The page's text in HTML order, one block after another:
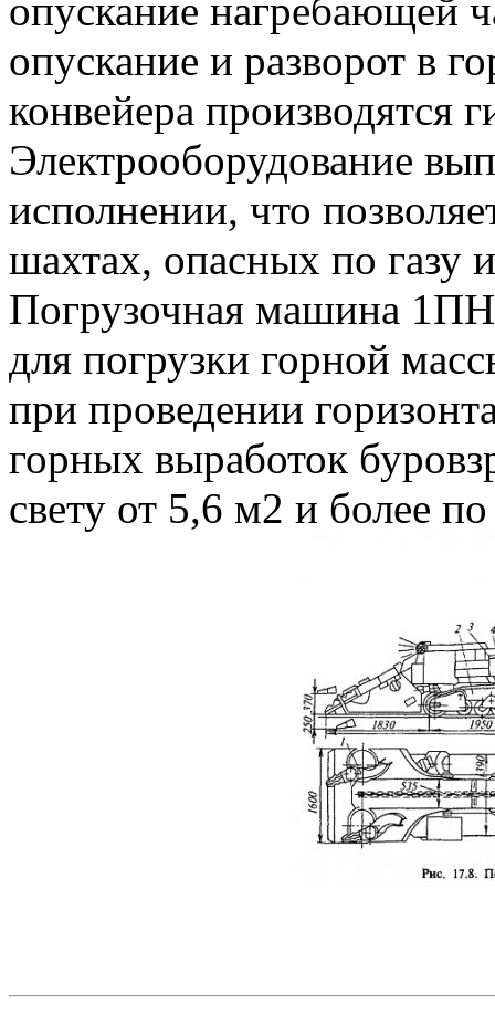
опускание нагребающей
опускание и разворот в
конвейера производятся
Электрооборудование
исполнении, что
шахтах, опасных по газу
Погрузочная машина
для погрузки горной
при проведении
горных выработок
свету от 5,6 м2 и более